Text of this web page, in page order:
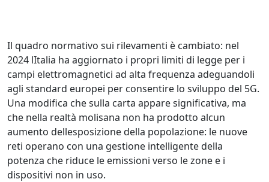
Il quadro normativo sui rilevamenti è cambiato: nel
2024 lItalia ha aggiornato i propri limiti di legge per i
campi elettromagnetici ad alta frequenza adeguandoli
agli standard europei per consentire lo sviluppo del 5G.
Una modifica che sulla carta appare significativa, ma
che nella realtà molisana non ha prodotto alcun
aumento dellesposizione della popolazione: le nuove
reti operano con una gestione intelligente della
potenza che riduce le emissioni verso le zone e i
dispositivi non in uso.